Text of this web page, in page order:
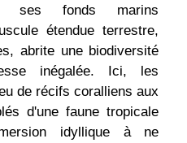
ses fonds marins
étendue terrestre,
abrite une biodiversité
inégalée. Ici, les
de récifs coralliens aux
d'une faune tropicale
idyllique à ne